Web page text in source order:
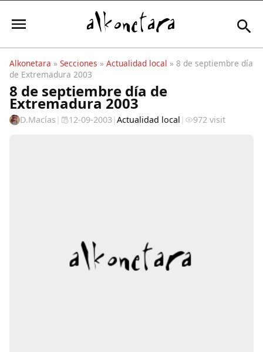
Iniciar sesión
Colaboradores
Alkonetara » Secciones » Actualidad local » 8 de septiembre día
de Extremadura 2003
8 de septiembre día de
Extremadura 2003
D.Macías | 12-09-2003| Actualidad local | 972 visit